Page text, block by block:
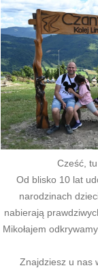
Cześć,
Od blisko 10 lat
narodzinach
nabierają
Mikołajem
Znajdziesz u nas